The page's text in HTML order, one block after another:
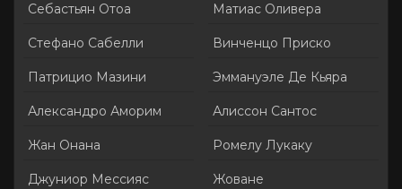
Себастьян Отоа
Стефано Сабелли
Патрицио Мазини
Александро Аморим
Жан Онана
Джуниор Мессияс
Матиас Оливера
Винченцо Приско
Эммануэле Де Кьяра
Алиссон Сантос
Ромелу Лукаку
Жоване